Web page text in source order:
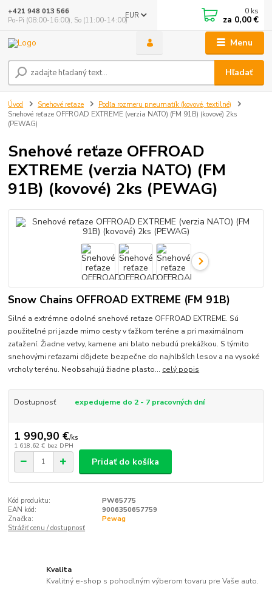
Menu
EUR
Hľadať
+421 948 013 566
Po-Pi (08:00-16:00), So (11:00-14:00)
0 ks
za 0,00 €
Úvod Snehové reťaze
Podľa rozmeru pneumatík (kovové, textilné)
Snehové reťaze OFFROAD EXTREME (verzia NATO) (FM 91B) (kovové) 2ks
(PEWAG)
Snehové reťaze OFFROAD
EXTREME (verzia NATO) (FM
91B) (kovové) 2ks (PEWAG)
Snow Chains OFFROAD EXTREME (FM 91B)
Silné a extrémne odolné snehové reťaze OFFROAD EXTREME. Sú
použiteľné pri jazde mimo cesty v ťažkom teréne a pri maximálnom
zaťažení. Žiadne vetvy, kamene ani blato nebudú prekážkou. S týmito
snehovými reťazami dôjdete bezpečne do najhlbších lesov a na vysoké
vrcholy terénu. Neobsahujú žiadne plasto... celý popis
Dostupnosť expedujeme do 2 - 7 pracovných dní
1 990,90 €/ks
1 618,62 € bez DPH
Pridať do košíka
Kód produktu:
PW65775
EAN kód:
9006350657759
Značka:
Pewag
Strážiť cenu / dostupnosť
Kvalita
Kvalitný e-shop s pohodlným výberom tovaru pre Vaše auto.